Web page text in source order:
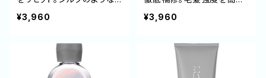
手触りへ導くリペアシャンプ
¥3,960
てカラーも守る高機能トリ
ートメント
¥3,960